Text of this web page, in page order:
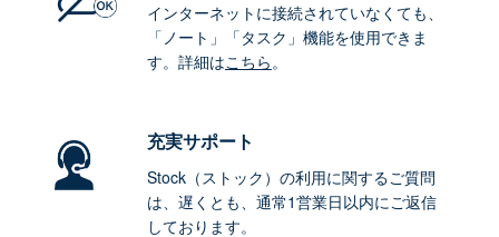
インターネットに接続されていなくても、
「ノート」「タスク」機能を使用できま
す。詳細はこちら。
充実サポート
Stock（ストック）の利用に関するご質問
は、遅くとも、通常1営業日以内にご返信
しております。